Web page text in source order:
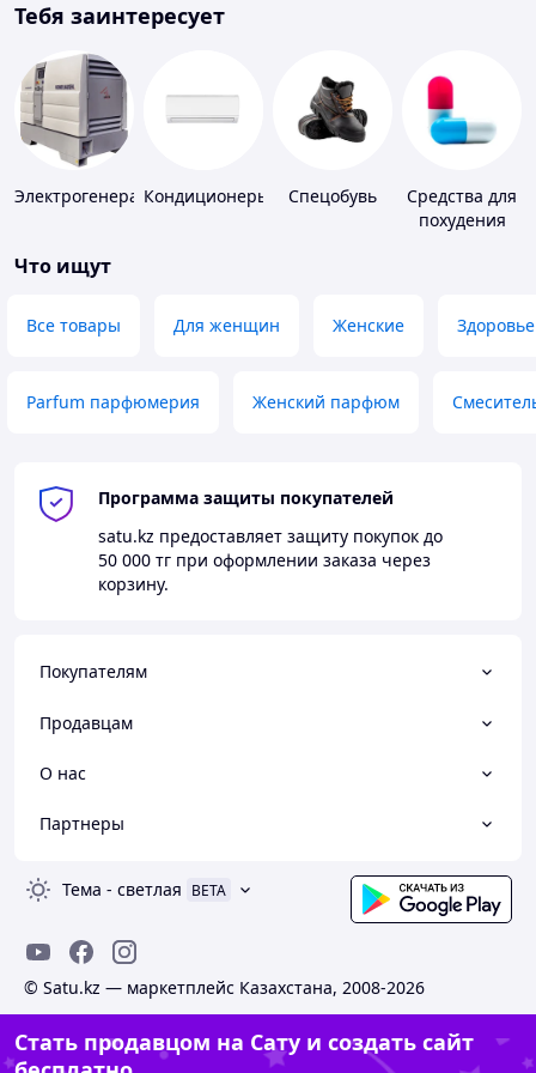
Тебя заинтересует
ЭлектрогенераторыКондиционеры Спецобувь
Средства для
похудения
Что ищут
Все товары Для женщин Женские Здоровье
Parfum парфюмерия Женский парфюм
Программа защиты покупателей
satu.kz предоставляет защиту покупок до
50 000 тг при оформлении заказа через
корзину.
Покупателям
Продавцам
О нас
Партнеры
Тема - светлая BETA
© Satu.kz — маркетплейс Казахстана, 2008-2026
Стать продавцом на Сату и создать сайт